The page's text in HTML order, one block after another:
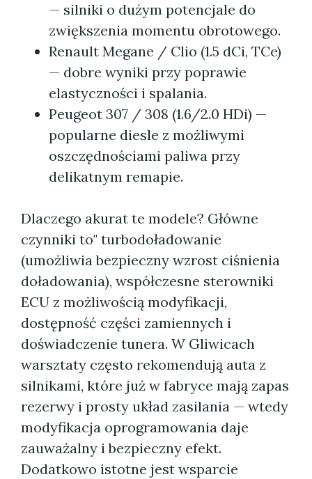
— silniki o dużym potencjale do
zwiększenia momentu obrotowego.
Renault Megane / Clio (1.5 dCi, TCe)
— dobre wyniki przy poprawie
elastyczności i spalania.
Peugeot 307 / 308 (1.6/2.0 HDi) —
popularne diesle z możliwymi
oszczędnościami paliwa przy
delikatnym remapie.
Dlaczego akurat te modele? Główne
czynniki to" turbodoładowanie
(umożliwia bezpieczny wzrost ciśnienia
doładowania), współczesne sterowniki
ECU z możliwością modyfikacji,
dostępność części zamiennych i
doświadczenie tunera. W Gliwicach
warsztaty często rekomendują auta z
silnikami, które już w fabryce mają zapas
rezerwy i prosty układ zasilania — wtedy
modyfikacja oprogramowania daje
zauważalny i bezpieczny efekt.
Dodatkowo istotne jest wsparcie